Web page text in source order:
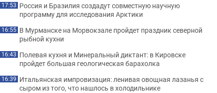
17:53 Россия и Бразилия создадут совместную научную
программу для исследования Арктики
16:55 В Мурманске на Морвокзале пройдет праздник северной
рыбной кухни
16:43 Полевая кухня и Минеральный диктант: в Кировске
пройдет большая геологическая барахолка
16:39 Итальянская импровизация: ленивая овощная лазанья с
сыром из того, что нашлось в холодильнике